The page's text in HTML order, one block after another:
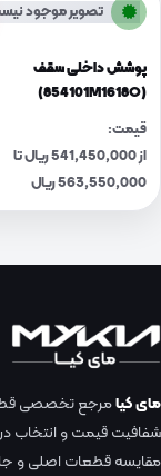
تصویر موجود
پوشش داخلی سقف
(854101M1618O)
قیمت:
از 541,450,000 ریال تا
563,550,000 ریال
مای کیامرجع تخصصی
شفافیت قیمت و انتخاب
مقایسه قطعات اصلی و